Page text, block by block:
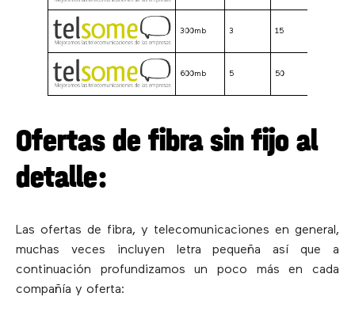
300mb 3 15
600mb 5 50
Ofertas de fibra sin fijo al
detalle:
Las ofertas de fibra, y telecomunicaciones en general,
muchas veces incluyen letra pequeña así que a
continuación profundizamos un poco más en cada
compañía y oferta: